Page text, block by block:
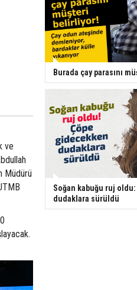
ve
Müdürü
Burada çay parasını
Soğan kabuğu ruj
dudaklara sürüldü